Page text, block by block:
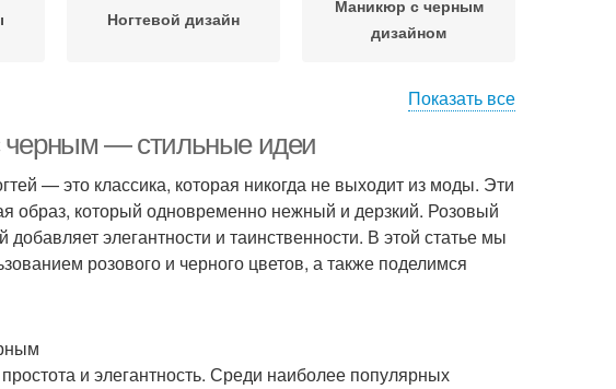
Ногтевой дизайн
Маникюр с черным
дизайном
Показать все
черным — стильные идеи
— это классика, которая никогда не выходит из моды. Эти
образ, который одновременно нежный и дерзкий. Розовый
элегантности и таинственности. В этой статье мы
розового и черного цветов, а также поделимся
и элегантность. Среди наиболее популярных